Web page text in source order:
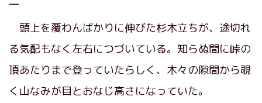
一
頭上を覆わんばかりに伸びた杉木立ちが、途切れ
る気配もなく左右につづいている。知らぬ間に峠の
頂あたりまで登っていたらしく、木々の隙間から覗
く山なみが目とおなじ高さになっていた。